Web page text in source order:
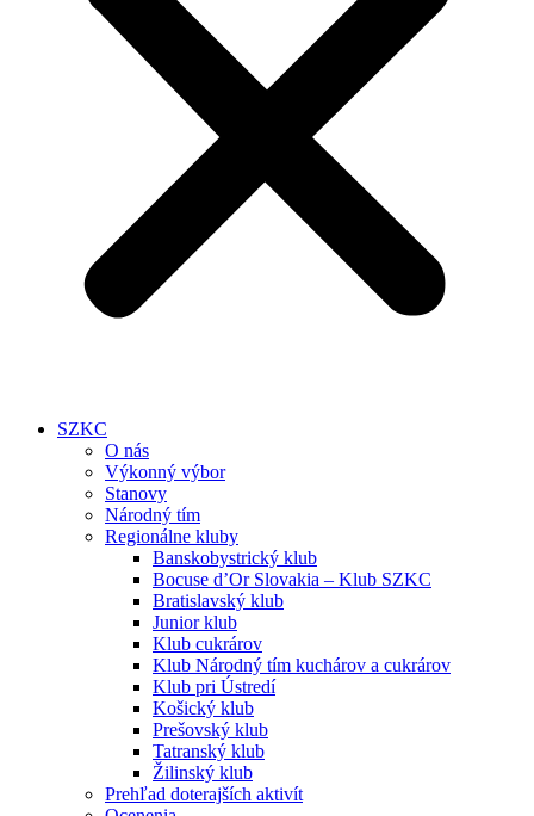
SZKC
O nás
Výkonný výbor
Stanovy
Národný tím
Regionálne kluby
Banskobystrický klub
Bocuse d’Or Slovakia – Klub SZKC
Bratislavský klub
Junior klub
Klub cukrárov
Klub Národný tím kuchárov a cukrárov
Klub pri Ústredí
Košický klub
Prešovský klub
Tatranský klub
Žilinský klub
Prehľad doterajších aktivít